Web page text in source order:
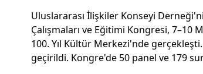
Uluslararası İlişkiler Konseyi
Çalışmaları ve Eğitimi Kongresi, 7–10
100. Yıl Kültür Merkezi'nde
geçirildi. Kongre'de 50 panel ve 179